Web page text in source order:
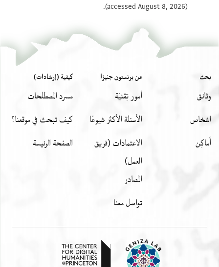
(accessed August 8, 2026).
بحث
وثائق
اشخاص
أَماكِن
عن برنستون جنيزا
أمور تِقنيّة
الأسئلة الأكثر شيوعًا
الاعتمادات (فريق
العمل)
المصادر
تواصل معنا
كيفية (إرشادات)
مسرد المصطلحات
كيف تبحث في موقعنا؟
الصفحة الرئيسة